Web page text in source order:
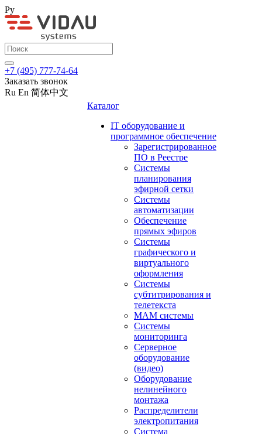
Ру
+7 (495) 777-74-64
Заказать звонок
Ru En 简体中文
Каталог
IT оборудование и
программное обеспечение
Зарегистрированное
ПО в Реестре
Системы
планирования
эфирной сетки
Системы
автоматизации
Обеспечение
прямых эфиров
Системы
графического и
виртуального
оформления
Системы
субтитрирования и
телетекста
MAM системы
Системы
мониторинга
Серверное
оборудование
(видео)
Оборудование
нелинейного
монтажа
Распределители
электропитания
Система